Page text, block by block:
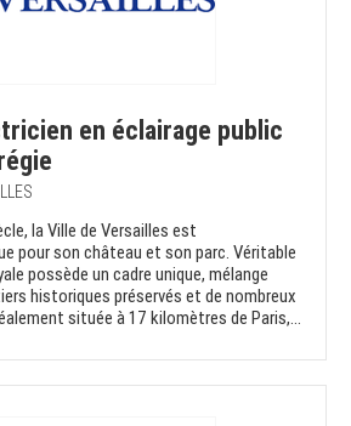
en éclairage public
la Ville de Versailles est
pour son château et son parc. Véritable
possède un cadre unique, mélange
historiques préservés et de nombreux
située à 17 kilomètres de Paris,...